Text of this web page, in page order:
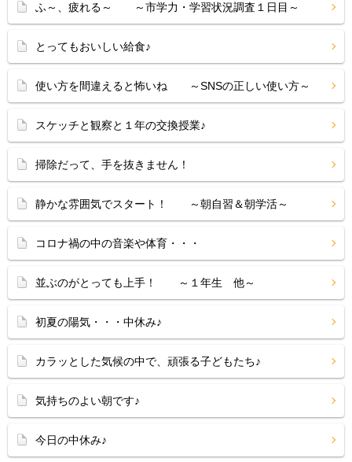
ふ～、疲れる～ ～市学力・学習状況調査１日目～
とってもおいしい給食♪
使い方を間違えると怖いね ～SNSの正しい使い方～
スケッチと観察と１年の交換授業♪
掃除だって、手を抜きません！
静かな雰囲気でスタート！ ～朝自習＆朝学活～
コロナ禍の中の音楽や体育・・・
並ぶのがとっても上手！ ～１年生 他～
初夏の陽気・・・中休み♪
カラッとした気候の中で、頑張る子どもたち♪
気持ちのよい朝です♪
今日の中休み♪